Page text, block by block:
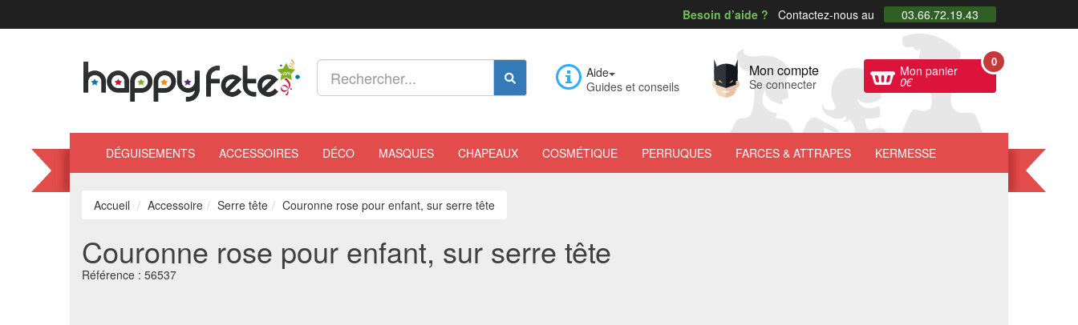
Besoin d’aide ? Contactez-nous au 03.66.72.19.43
Aide
Guides et conseils
Mon compte
Se connecter
Mon panier
0€
0
DÉGUISEMENTS ACCESSOIRES DÉCO MASQUES CHAPEAUX COSMÉTIQUE PERRUQUES FARCES & ATTRAPES KERMESSE
Accueil Accessoire Serre tête Couronne rose pour enfant, sur serre tête
Couronne rose pour enfant, sur serre tête
Référence : 56537